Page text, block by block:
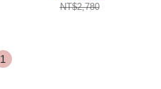
NT$2,780
1